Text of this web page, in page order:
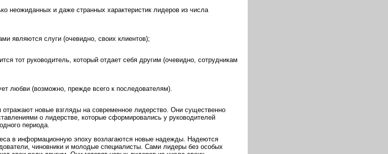
неожиданных и даже странных характеристик лидеров из числа
являются слуги (очевидно, своих клиентов);
тот руководитель, который отдает себя другим (очевидно, сотрудникам
любви (возможно, прежде всего к последователям).
отражают новые взгляды на современное лидерство. Они существенно
о лидерстве, которые сформировались у руководителей
периода.
в информационную эпоху возлагаются новые надежды. Надеются
чиновники и молодые специалисты. Сами лидеры без особых